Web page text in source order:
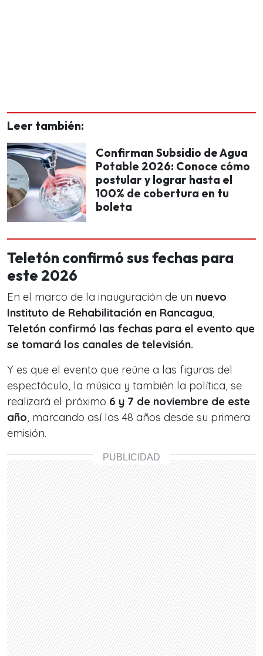
Leer también:
Confirman Subsidio de Agua
Potable 2026: Conoce cómo
postular y lograr hasta el
100% de cobertura en tu
boleta
Teletón confirmó sus fechas para
este 2026
En el marco de la inauguración de un nuevo
Instituto de Rehabilitación en Rancagua,
Teletón confirmó las fechas para el evento que
se tomará los canales de televisión.
Y es que el evento que reúne a las figuras del
espectáculo, la música y también la política, se
realizará el próximo 6 y 7 de noviembre de este
año, marcando así los 48 años desde su primera
emisión.